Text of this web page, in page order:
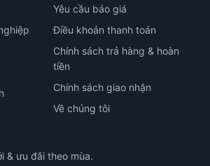
Yêu cầu báo giá
Điều khoản thanh toán
Chính sách trả hàng & hoàn
tiền
Chính sách giao nhận
Về chúng tôi
& ưu đãi theo mùa.